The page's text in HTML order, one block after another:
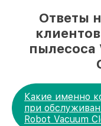
Ответы
пылесоса
Какие именно
при
Robot Vacuum